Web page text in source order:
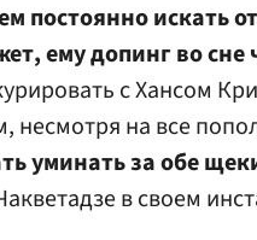
постоянно искать
ему допинг во сне
с Хансом
на все
уминать за обе
в своем